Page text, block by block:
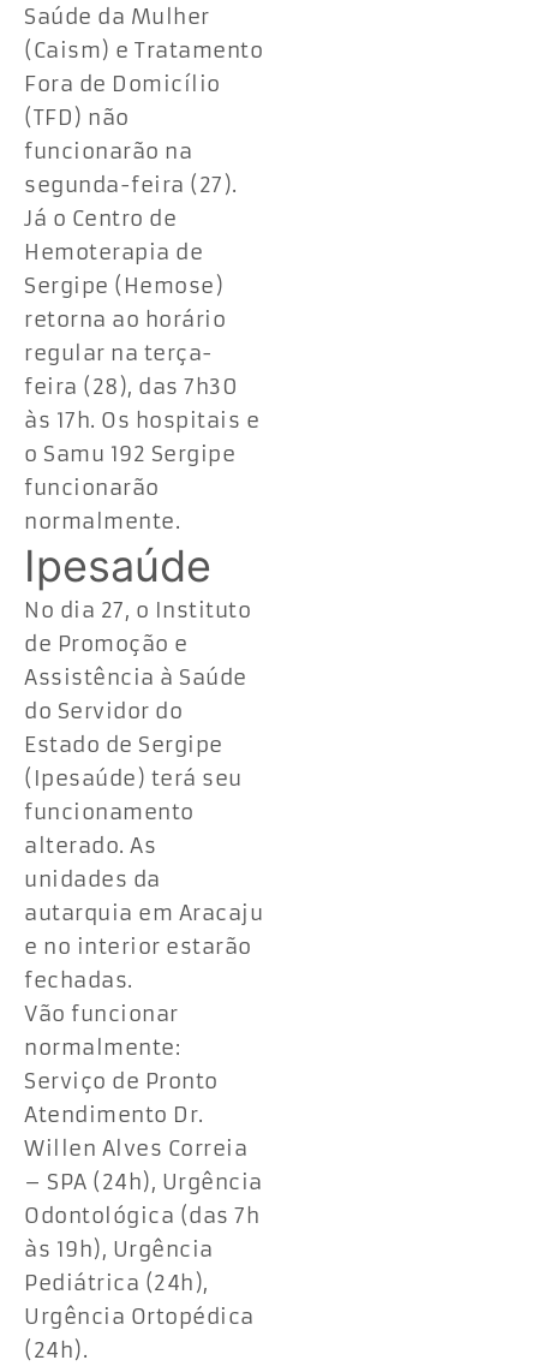
Saúde da Mulher
(Caism) e Tratamento
Fora de Domicílio
(TFD) não
funcionarão na
segunda-feira (27).
Já o Centro de
Hemoterapia de
Sergipe (Hemose)
retorna ao horário
regular na terça-
feira (28), das 7h30
às 17h. Os hospitais e
o Samu 192 Sergipe
funcionarão
normalmente.
Ipesaúde
No dia 27, o Instituto
de Promoção e
Assistência à Saúde
do Servidor do
Estado de Sergipe
(Ipesaúde) terá seu
funcionamento
alterado. As
unidades da
autarquia em Aracaju
e no interior estarão
fechadas.
Vão funcionar
normalmente:
Serviço de Pronto
Atendimento Dr.
Willen Alves Correia
– SPA (24h), Urgência
Odontológica (das 7h
às 19h), Urgência
Pediátrica (24h),
Urgência Ortopédica
(24h).